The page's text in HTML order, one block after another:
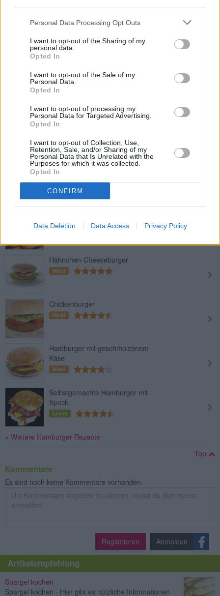
Personal Data Processing Opt Outs
I want to opt-out of the Sharing of my
personal data.
Opted In
I want to opt-out of the Sale of my
Personal Data.
Opted In
I want to opt-out of processing my
Personal Data for Targeted Advertising.
Opted In
I want to opt-out of Collection, Use,
Retention, Sale, and/or Sharing of my
Personal Data that Is Unrelated with the
Purposes for which it was collected.
Opted In
CONFIRM
Data Deletion Data Access Privacy Policy
Leicht
Lustige Burger
Leicht
Large Burger
Leicht
Hamburger
Veganer Burger mit Tofu
Leicht
Leicht
Hähnchen-Cheeseburger
Mittel
Chickenburger
Mittel
Hamburger mit geschmolzenem
Käse
Mittel
Selbstgemachte Hamburger mit
Speck
Leicht
» Weitere Hamburger Rezepte
Top
Kommentare
Es sind noch keine Kommentare vorhanden.
Registrieren Anmelden
Artikelempfehlung
Spargel kochen
Spargel kochen - Hier gibt es nützliche Informationen